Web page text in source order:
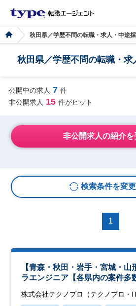
秋田県／学歴不問の転職・求人・中途
秋田県／学歴不問の転職・求
公開中の求人 7 件
非公開求人 15 件がヒット
非公開求人の紹介を
検索条件を変
1
【青森・秋田・岩手・宮城・山
ラエンジニア【各県内の案件多
株式会社テクノプロ（テクノプロ・